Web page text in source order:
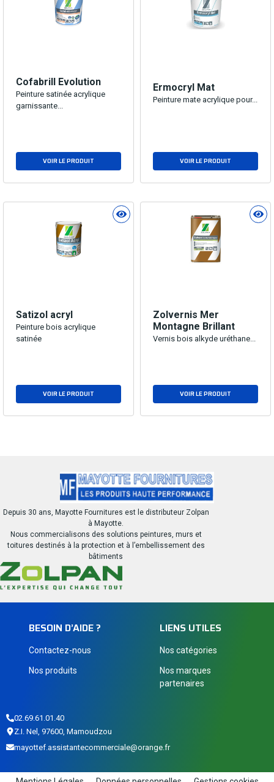
Cofabrill Evolution
Peinture satinée acrylique
garnissante...
VOIR LE PRODUIT
Ermocryl Mat
Peinture mate acrylique pour...
VOIR LE PRODUIT
Satizol acryl
Peinture bois acrylique
satinée
VOIR LE PRODUIT
Zolvernis Mer
Montagne Brillant
Vernis bois alkyde uréthane...
VOIR LE PRODUIT
Depuis 30 ans, Mayotte Fournitures est le distributeur Zolpan
à Mayotte.
Nous commercialisons des solutions peintures, murs et
toitures destinés à la protection et à l’embellissement des
bâtiments
BESOIN D’AIDE ?
Contactez-nous
Nos produits
LIENS UTILES
Nos catégories
Nos marques
partenaires
02.69.61.01.40
Z.I. Nel, 97600, Mamoudzou
mayottef.assistantecommerciale@orange.fr